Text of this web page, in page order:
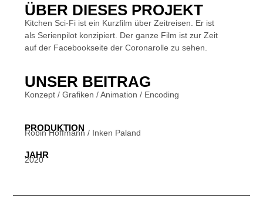
ÜBER DIESES PROJEKT
Kitchen Sci-Fi ist ein Kurzfilm über Zeitreisen. Er ist
als Serienpilot konzipiert. Der ganze Film ist zur Zeit
auf der Facebookseite der Coronarolle zu sehen.
UNSER BEITRAG
Konzept / Grafiken / Animation / Encoding
PRODUKTION
Robin Hoffmann / Inken Paland
JAHR
2020